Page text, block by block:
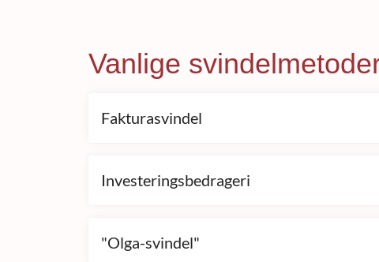
Vanlige
Fakturasvindel
Investeringsbedrageri
"Olga-svindel"